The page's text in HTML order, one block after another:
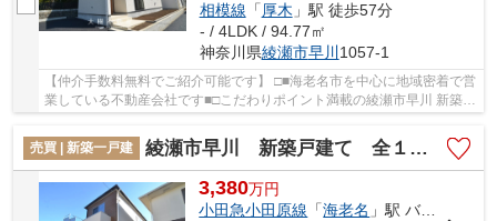
相模線 「厚木 」駅 徒歩57分
- / 4LDK / 94.77㎡
神奈川県綾瀬市早川 1057-1
【仲介手数料無料でご紹介可能です】 □■海老名市を中心に地域密着で営
業している不動産会社です■□こだわりポイント満載の綾瀬市早川 新築戸
売買 | 新築一戸建
綾瀬市早川 新築戸建て 全１棟【仲介手数料無料】
3,380万円
小田急小田原線 「海老名 」駅 バス16分 「新橋（神奈川県）」 停歩3分